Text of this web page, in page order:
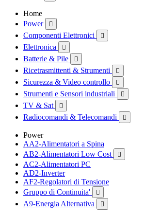
Home
Power

Componenti Elettronici 
Elettronica 
Batterie & Pile 
Ricetrasmittenti & Strumenti 
Sicurezza & Video controllo 
Strumenti e Sensori industriali 
TV & Sat 
Radiocomandi & Telecomandi 
Power
AA2-Alimentatori a Spina
AB2-Alimentatori Low Cost

AC2-Alimentatori PC
AD2-Inverter
AF2-Regolatori di Tensione
Gruppo di Continuita'

A9-Energia Alternativa 